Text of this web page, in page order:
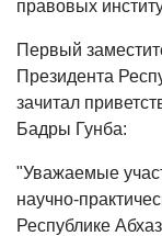
правовых
Первый
Президента
зачитал
Бадры Гунба:
"Уважаемые
научно-
Республике